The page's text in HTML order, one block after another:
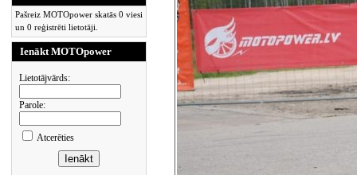
Pašreiz MOTOpower skatās 0 viesi
un 0 reģistrēti lietotāji.
Ienākt MOTOpower
Lietotājvārds:
Parole:
Atcerēties